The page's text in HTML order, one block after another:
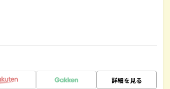
詳細を見る